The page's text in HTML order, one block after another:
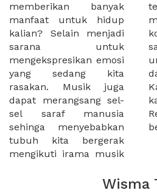
memberikan banyak
manfaat untuk hidup
kalian? Selain menjadi
sarana untuk
mengekspresikan emosi
yang sedang kita
rasakan. Musik juga
dapat merangsang sel-
sel saraf manusia
sehinga menyebabkan
tubuh kita bergerak
mengikuti irama musik
termotivasi, dan
meningkatkan
konsentrasi. Jadi musik
sangatlah positive
untuk menjadi bagian
dari kehidupan kita.
Kapan terakhir kali
kalian bermain musik?
Rencanakan sekarang
Wisma